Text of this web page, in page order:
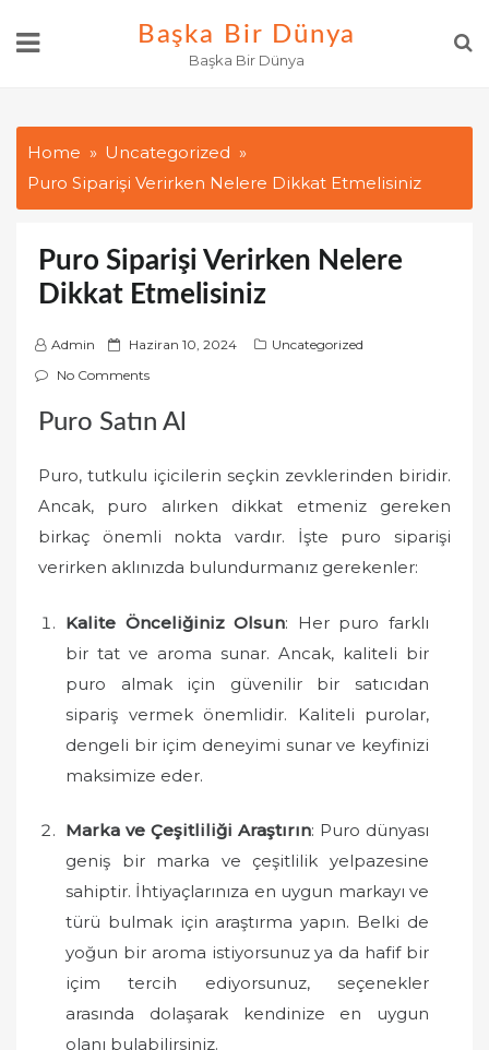
Başka Bir Dünya
Başka Bir Dünya
Home
Uncategorized
Puro Siparişi Verirken Nelere Dikkat Etmelisiniz
Puro Siparişi Verirken Nelere
Dikkat Etmelisiniz
Admin
P
o
t
d
o
Haziran 10, 2024
Uncategorized
No Comments
Puro Satın Al
Puro, tutkulu içicilerin seçkin zevklerinden biridir.
Ancak, puro alırken dikkat etmeniz gereken
birkaç önemli nokta vardır. İşte puro siparişi
verirken aklınızda bulundurmanız gerekenler:
Kalite Önceliğiniz Olsun: Her puro farklı
bir tat ve aroma sunar. Ancak, kaliteli bir
puro almak için güvenilir bir satıcıdan
sipariş vermek önemlidir. Kaliteli purolar,
dengeli bir içim deneyimi sunar ve keyfinizi
maksimize eder.
Marka ve Çeşitliliği Araştırın: Puro dünyası
geniş bir marka ve çeşitlilik yelpazesine
sahiptir. İhtiyaçlarınıza en uygun markayı ve
türü bulmak için araştırma yapın. Belki de
yoğun bir aroma istiyorsunuz ya da hafif bir
içim tercih ediyorsunuz, seçenekler
arasında dolaşarak kendinize en uygun
olanı bulabilirsiniz.